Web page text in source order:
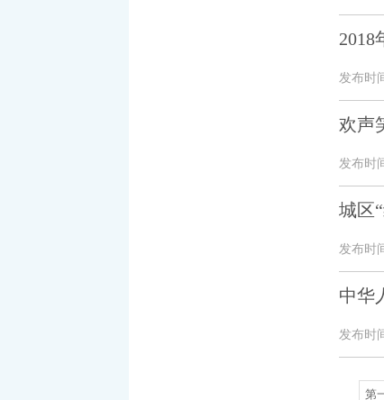
2018
发布时
欢声
发布时
城区
发布时
中华
发布时
第